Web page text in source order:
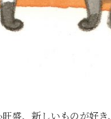
盛、新しいものが好き